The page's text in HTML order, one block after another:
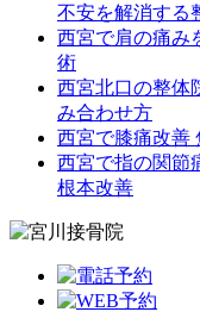
不安を解消する
西宮で肩の痛み
術
西宮北口の整体
み合わせ方
西宮で膝痛改善
西宮で指の関節
根本改善